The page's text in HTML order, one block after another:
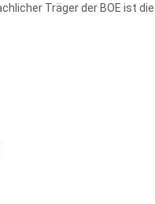
Träger der BOE ist